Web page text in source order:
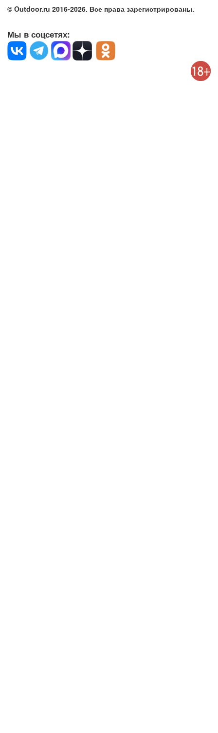
© Outdoor.ru 2016-2026. Все права зарегистрированы.
Мы в соцсетях: